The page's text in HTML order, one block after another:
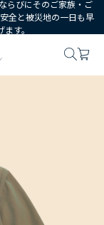
らびにそのご家族・ご
全と被災地の一日も早
す。
コットン/ナイロン